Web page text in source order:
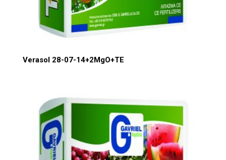
Verasol 28-07-14+2MgO+TE